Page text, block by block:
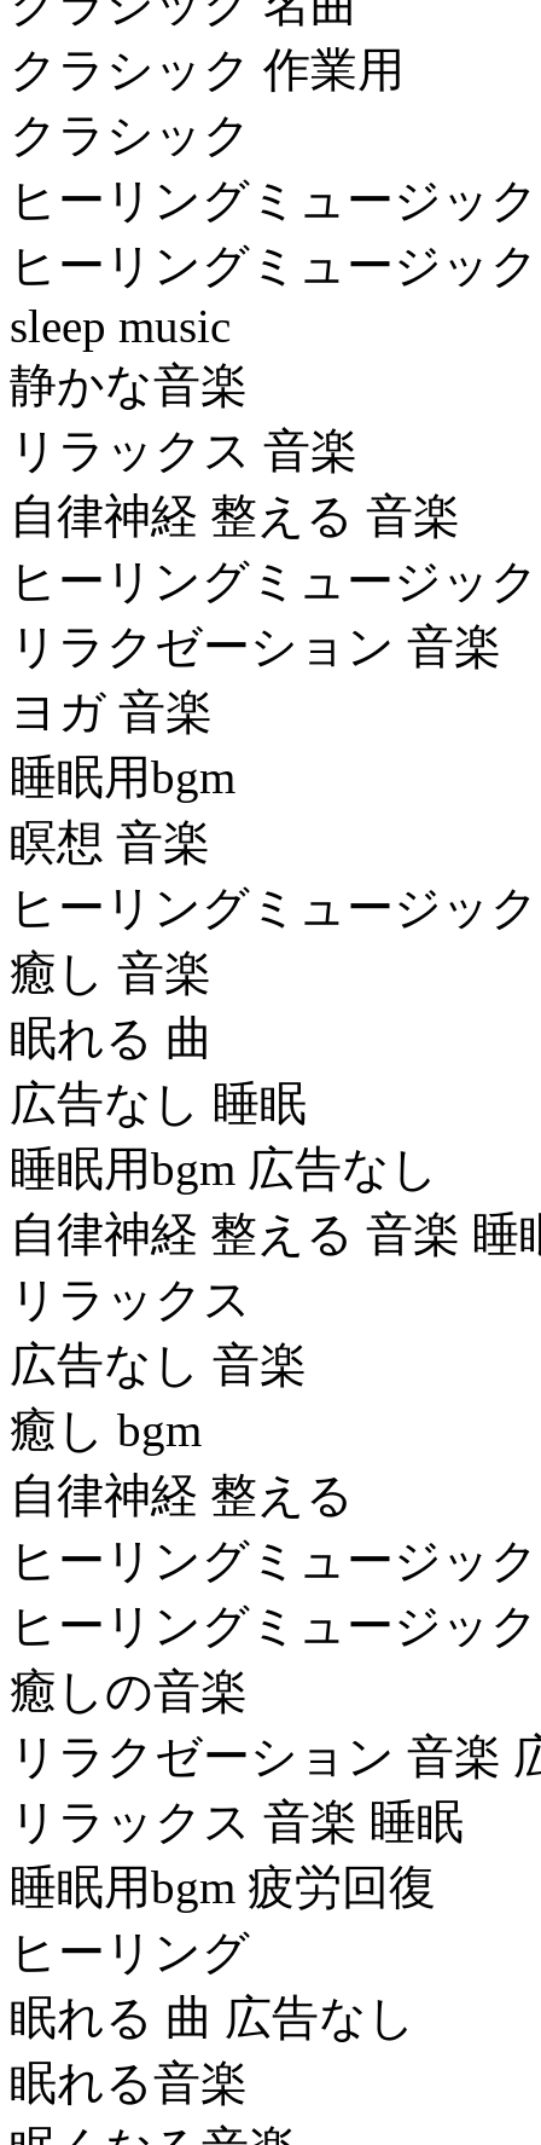
クラシック 作業用
クラシック
ヒーリングミュージック
ヒーリングミュージッ
sleep music
静かな音楽
リラックス 音楽
自律神経 整える 音楽
ヒーリングミュージック
リラクゼーション 音楽
ヨガ 音楽
睡眠用bgm
瞑想 音楽
ヒーリングミュージッ
癒し 音楽
眠れる 曲
広告なし 睡眠
睡眠用bgm 広告なし
自律神経 整える 音楽 睡
リラックス
広告なし 音楽
癒し bgm
自律神経 整える
ヒーリングミュージッ
ヒーリングミュージッ
癒しの音楽
リラクゼーション 音楽
リラックス 音楽 睡眠
睡眠用bgm 疲労回復
ヒーリング
眠れる 曲 広告なし
眠れる音楽